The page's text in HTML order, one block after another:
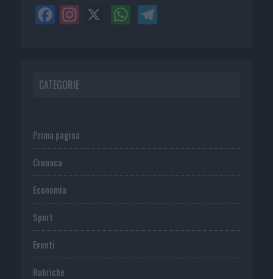
CATEGORIE
Prima pagina
Cronaca
Economia
Sport
Eventi
Rubriche